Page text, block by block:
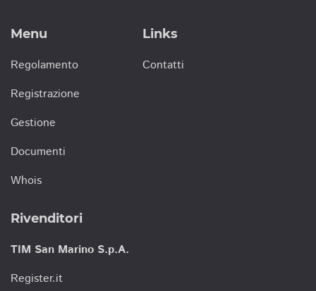
Menu
Regolamento
Registrazione
Gestione
Documenti
Whois
Links
Contatti
Rivenditori
TIM San Marino S.p.A.
Register.it